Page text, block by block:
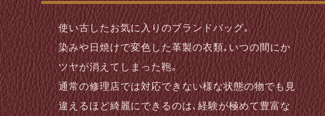
使い古したお気に入りのブランドバッグ｡
染みや日焼けで変色した革製の衣類｡いつの間にか
ツヤが消えてしまった鞄｡
通常の修理店では対応できない様な状態の物でも見
違えるほど綺麗にできるのは､経験が極めて豊富な